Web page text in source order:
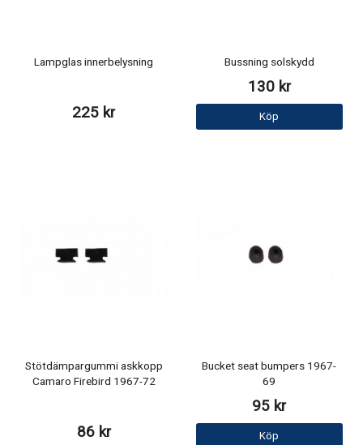
Lampglas innerbelysning
225 kr
Bussning solskydd
130 kr
Köp
Stötdämpargummi askkopp
Camaro Firebird 1967-72
86 kr
Bucket seat bumpers 1967-
69
95 kr
Köp